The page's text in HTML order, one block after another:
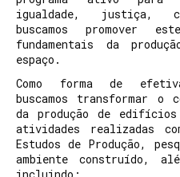
igualdade, justiça,
buscamos promover
fundamentais da
espaço.
Como forma de
buscamos transformar o
da produção de
atividades realizadas
Estudos de Produção,
ambiente construído,